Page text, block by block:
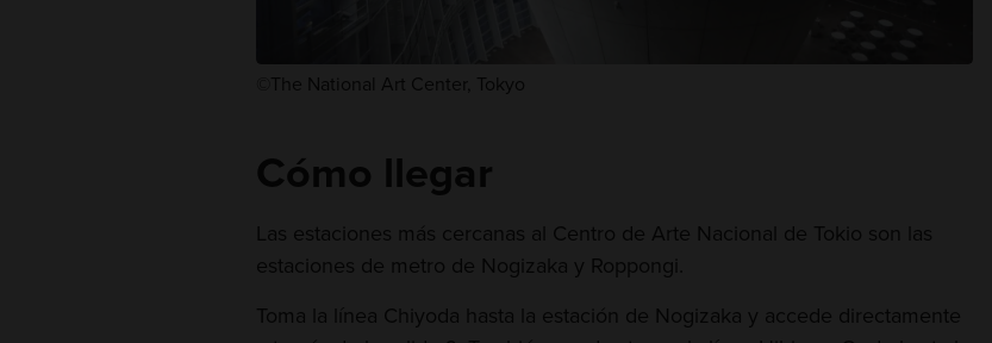
©The National Art Center, Tokyo
Cómo llegar
Las estaciones más cercanas al Centro de Arte Nacional de Tokio son las
estaciones de metro de Nogizaka y Roppongi.
Toma la línea Chiyoda hasta la estación de Nogizaka y accede directamente